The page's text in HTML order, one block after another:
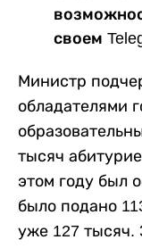
своем
Министр
обладателями
тысяч
этом году был
было подано
уже 127 тысяч.